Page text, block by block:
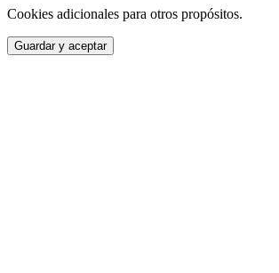
Cookies adicionales para otros propósitos.
Guardar y aceptar